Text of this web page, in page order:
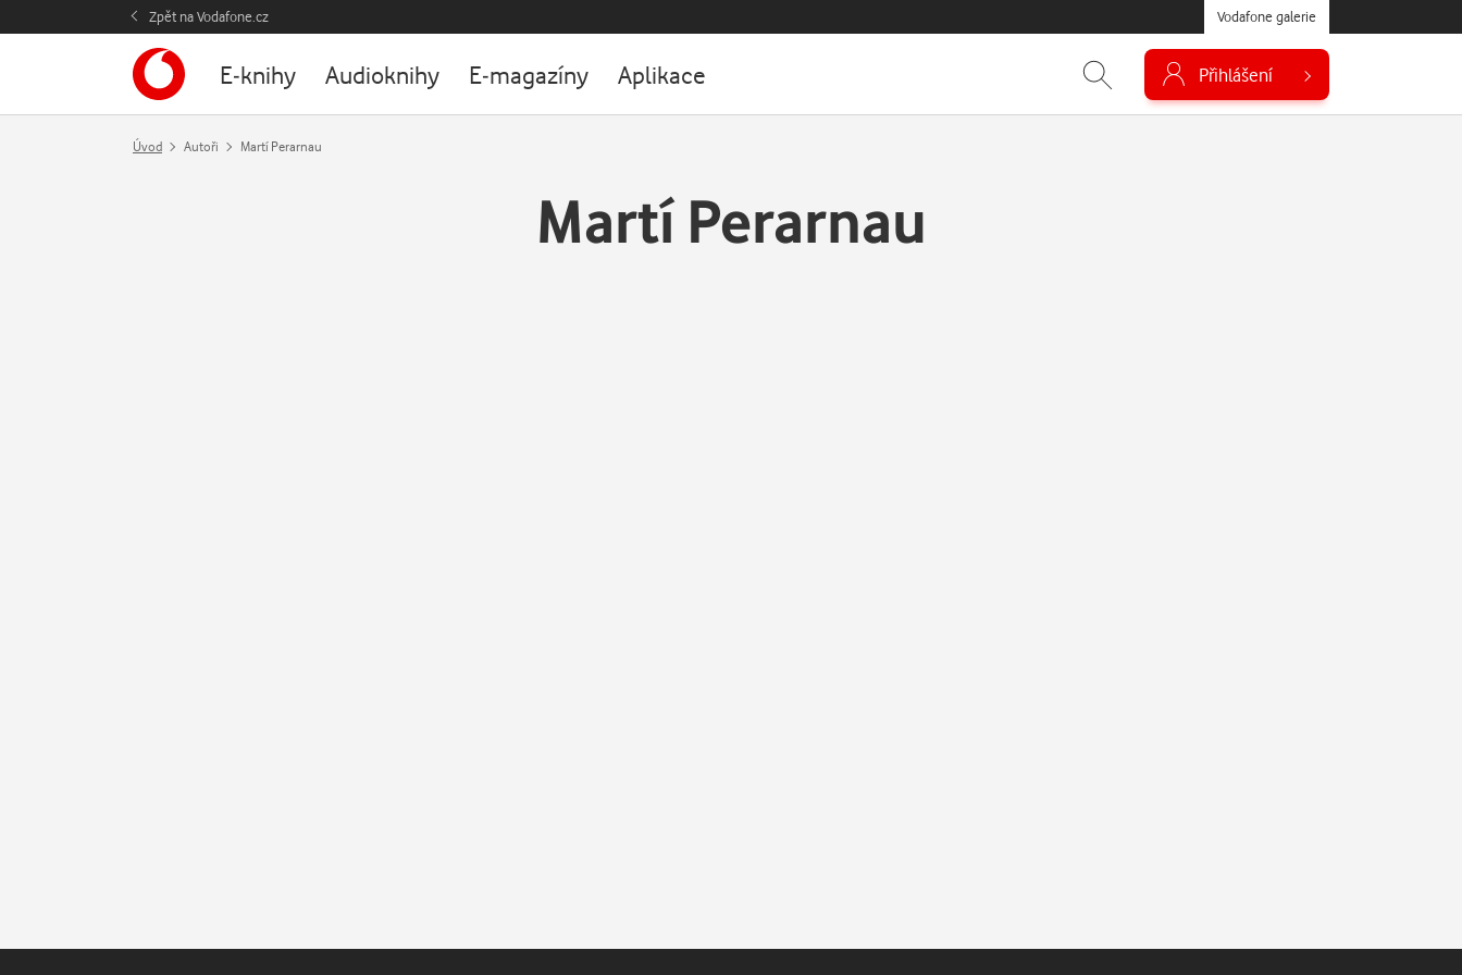
Zpět na Vodafone.cz Vodafone galerie
E-knihy Audioknihy E-magazíny Aplikace Přihlášení
Úvod Autoři Martí Perarnau
Martí Perarnau